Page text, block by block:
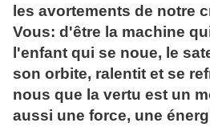
les avortements de notre
Vous: d'être la machine
l'enfant qui se noue, le
son orbite, ralentit et se
nous que la vertu est un
aussi une force, une